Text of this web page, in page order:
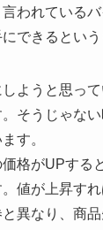
われている
できるという
ようと思っ
そうじゃな
す。
格がUPする
値が上昇す
異なり、商